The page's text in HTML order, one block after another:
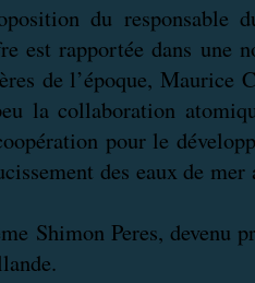
du responsable
est rapportée dans une
de l’époque,
la collaboration
pour le
des eaux de mer
Shimon Peres, devenu